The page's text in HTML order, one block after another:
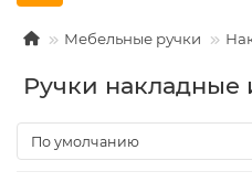
Мебельные ручки
Ручки накладные